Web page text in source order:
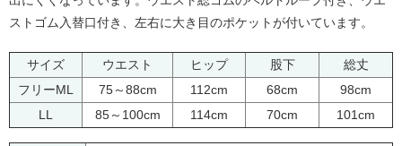
ストゴム入替口付き、左右に大き目のポケットが付いています。
サイズ ウエスト ヒップ 股下
総丈
フリーML
75～88cm 112cm 68cm
98cm
LL
85～100cm 114cm 70cm 101cm